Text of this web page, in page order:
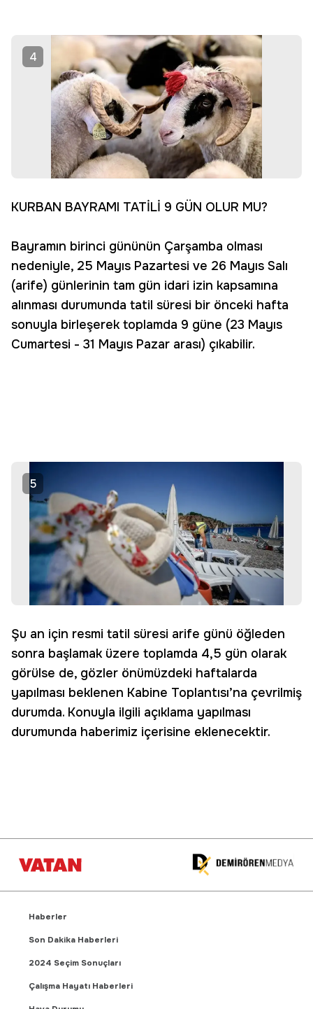
4
KURBAN BAYRAMI TATİLİ 9 GÜN OLUR MU?
Bayramın birinci gününün Çarşamba olması
nedeniyle, 25 Mayıs Pazartesi ve 26 Mayıs Salı
(arife) günlerinin tam gün idari izin kapsamına
alınması durumunda tatil süresi bir önceki hafta
sonuyla birleşerek toplamda 9 güne (23 Mayıs
Cumartesi - 31 Mayıs Pazar arası) çıkabilir.
5
Şu an için resmi tatil süresi arife günü öğleden
sonra başlamak üzere toplamda 4,5 gün olarak
görülse de, gözler önümüzdeki haftalarda
yapılması beklenen Kabine Toplantısı’na çevrilmiş
durumda. Konuyla ilgili açıklama yapılması
durumunda haberimiz içerisine eklenecektir.
Haberler
Son Dakika Haberleri
2024 Seçim Sonuçları
Çalışma Hayatı Haberleri